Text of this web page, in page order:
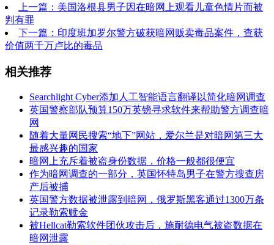
上一篇：美国洛根县男子因在暗网上观看儿童色情片而被
判有罪
下一篇：印度班加罗尔警方破获暗网贩卖毒品案件，查获
价值两千万卢比的毒品
相关推荐
Searchlight Cyber​​添加人工智能语言翻译以简化暗网调查
英国警察部队预算150万英镑寻求软件来帮助警方调查暗
网
随着大量网民搜索“地下”网站，爱尔兰是对暗网第三大
最感兴趣的国家
暗网上充斥着被盗身份数据，价格一般都很便宜
作为暗网调查的一部分，英国怀特岛男子在警方搜查房
产后被捕
英国警方数据被泄露到暗网，俄罗斯黑客通过1300万条
记录勒索赎金
被Hellcat勒索软件团伙攻击后，施耐德电气被盗数据在
暗网泄露